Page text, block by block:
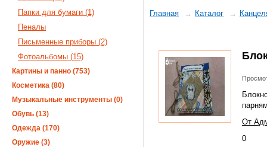
Главная Каталог
От
0
Папки для бумаги (1)
Пеналы
Письменные приборы (2)
Фотоальбомы (15)
Картины и панно (753)
Косметика (80)
Музыкальные инструменты (0)
Обувь (13)
Одежда (170)
Оружие (3)